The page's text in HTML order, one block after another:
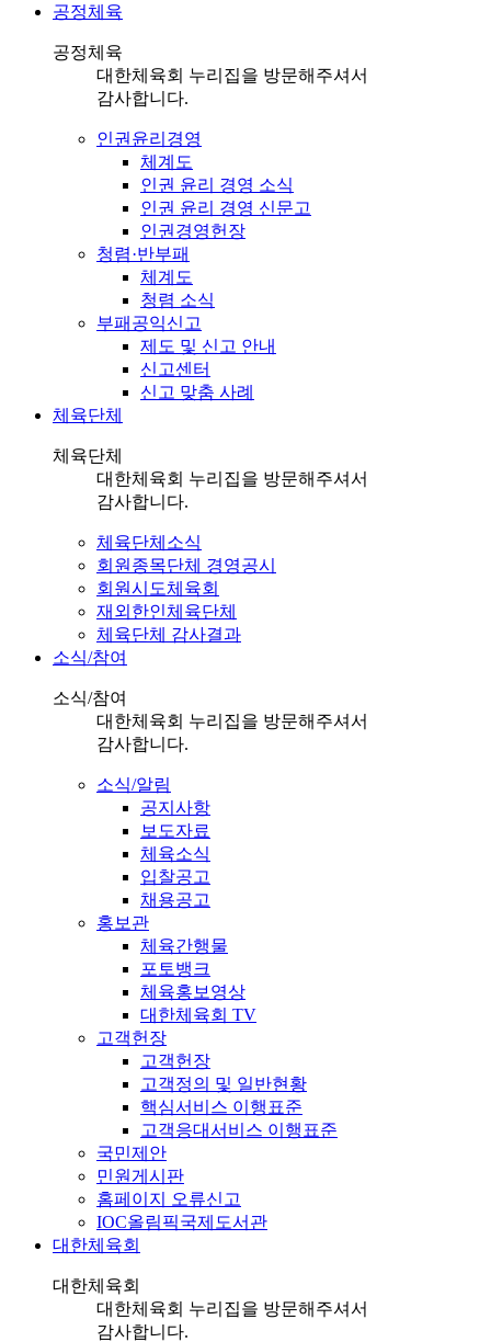
공정체육
공정체육
대한체육회 누리집을 방문해주셔서
감사합니다.
인권윤리경영
체계도
인권 윤리 경영 소식
인권 윤리 경영 신문고
인권경영헌장
청렴·반부패
체계도
청렴 소식
부패공익신고
제도 및 신고 안내
신고센터
신고 맞춤 사례
체육단체
체육단체
대한체육회 누리집을 방문해주셔서
감사합니다.
체육단체소식
회원종목단체 경영공시
회원시도체육회
재외한인체육단체
체육단체 감사결과
소식/참여
소식/참여
대한체육회 누리집을 방문해주셔서
감사합니다.
소식/알림
공지사항
보도자료
체육소식
입찰공고
채용공고
홍보관
체육간행물
포토뱅크
체육홍보영상
대한체육회 TV
고객헌장
고객헌장
고객정의 및 일반현황
핵심서비스 이행표준
고객응대서비스 이행표준
국민제안
민원게시판
홈페이지 오류신고
IOC올림픽국제도서관
대한체육회
대한체육회
대한체육회 누리집을 방문해주셔서
감사합니다.